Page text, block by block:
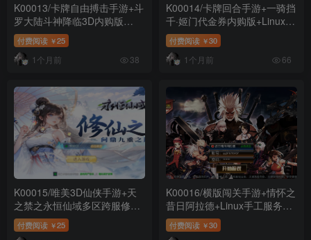
K00013/卡牌自由搏击手游+斗
罗大陆斗神降临3D内购版
+Win一键服务端+GM物品后台
+安卓+详细搭建教程+教程演
示
付费阅读 ￥25
1个月前 38
K00014/卡牌回合手游+一骑挡
千·姬门代金券内购版+Linux手
工服务端+表格+活动全开+管
理后台+GM授权后台+安卓+详
细搭建教程+教程演示
付费阅读 ￥30
1个月前 66
K00015/唯美3D仙侠手游+天
之禁之永恒仙域多区跨服修复
版+Linux手工服务端+运维管
理后台+若依管理后台+GM账
付费阅读 ￥25
K00016/横版闯关手游+情怀之
昔日阿拉德+Linux手工服务端
+客户端源码+WEB管理后台
+安卓苹果双端+详细搭建教程
付费阅读 ￥30